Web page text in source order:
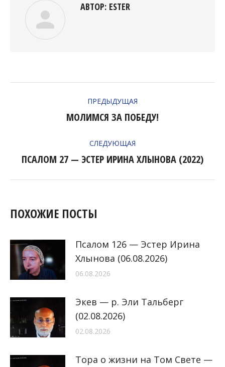
АВТОР: ESTER
ПРЕДЫДУЩАЯ
Предыдущая
МОЛИМСЯ ЗА ПОБЕДУ!
СЛЕДУЮЩАЯ
Следующая
ПСАЛОМ 27 — ЭСТЕР ИРИНА ХЛЫНОВА (2022)
ПОХОЖИЕ ПОСТЫ
Псалом 126 — Эстер Ирина
Хлынова (06.08.2026)
06.08.2026
Экев — р. Эли Тальберг
(02.08.2026)
02.08.2026
Тора о жизни на Том Свете —